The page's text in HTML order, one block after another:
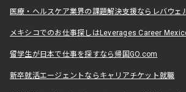
医療・ヘルスケア業界の課題解決支援ならレバウェ
メキシコでのお仕事探しはLeverages Career
留学生が日本で仕事を探すなら帰国GO.com
新卒就活エージェントならキャリアチケット就職